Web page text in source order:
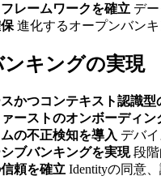
レームワークを確立 デ
進化するオープンバンキ
キングの実現
かつコンテキスト認識型
ーストのオンボーディン
の不正検知を導入 デバ
ブバンキングを実現段階
頼を確立 Identityの同意